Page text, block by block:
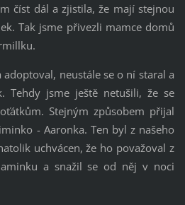
číst dál a zjistila, že mají stejnou
Tak jsme přivezli mamce domů
illku.
adoptoval, neustále se o ní staral a
Tehdy jsme ještě netušili, že se
Stejným způsobem přijal
iminko - Aaronka. Ten byl z našeho
ik uchvácen, že ho považoval z
inku a snažil se od něj v noci